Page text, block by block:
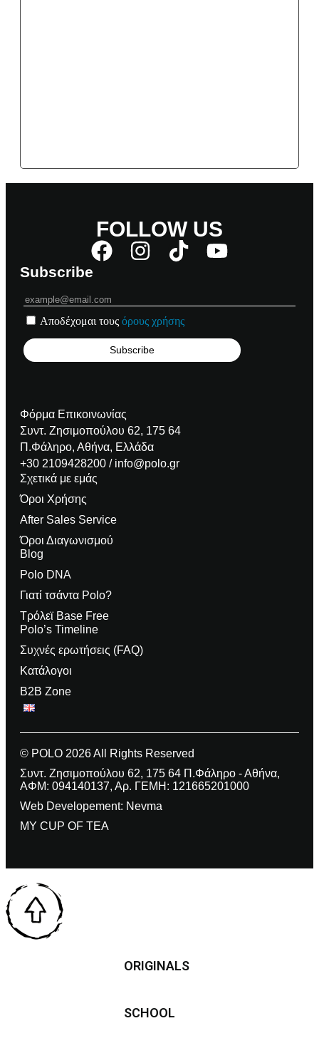
FOLLOW US
Subscribe
Αποδέχομαι τους όρους χρήσης
Φόρμα Επικοινωνίας
Συντ. Ζησιμοπούλου 62, 175 64
Π.Φάληρο, Αθήνα, Ελλάδα
+30 2109428200 / info@polo.gr
Σχετικά με εμάς
Όροι Χρήσης
After Sales Service
Όροι Διαγωνισμού
Blog
Polo DNA
Γιατί τσάντα Polo?
Τρόλεϊ Base Free
Polo’s Timeline
Συχνές ερωτήσεις (FAQ)
Κατάλογοι
B2B Zone
© POLO 2026 All Rights Reserved
Συντ. Ζησιμοπούλου 62, 175 64 Π.Φάληρο - Αθήνα,
ΑΦΜ: 094140137, Αρ. ΓΕΜΗ: 121665201000
Web Developement: Nevma
MY CUP OF TEA
ORIGINALS
SCHOOL